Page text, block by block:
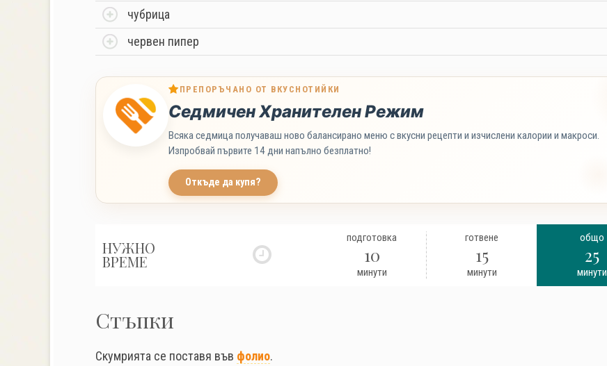
чубрица
червен пипер
ПРЕПОРЪЧАНО ОТ ВКУСНОТИЙКИ
Седмичен Хранителен Режим
Всяка седмица получаваш ново балансирано меню с вкусни рецепти и изчислени калории и макроси.
Изпробвай първите 14 дни напълно безплатно!
Откъде да купя?
НУЖНО
ВРЕМЕ
подготовка
10
минути
готвене
15
минути
общо
25
минути
Стъпки
Скумрията се поставя във фолио.